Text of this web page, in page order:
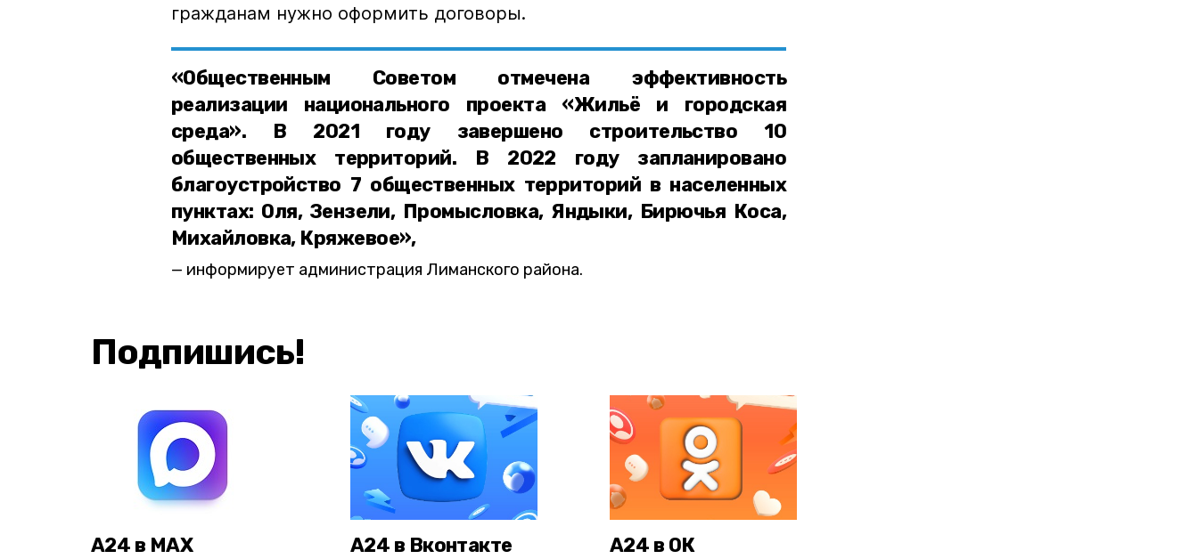
гражданам нужно оформить договоры.
«Общественным Советом отмечена эффективность
реализации национального проекта «Жильё и городская
среда». В 2021 году завершено строительство 10
общественных территорий. В 2022 году запланировано
благоустройство 7 общественных территорий в населенных
пунктах: Оля, Зензели, Промысловка, Яндыки, Бирючья Коса,
Михайловка, Кряжевое»,
информирует администрация Лиманского района.
Подпишись!
А24 в MAX А24 в Вконтакте А24 в ОК